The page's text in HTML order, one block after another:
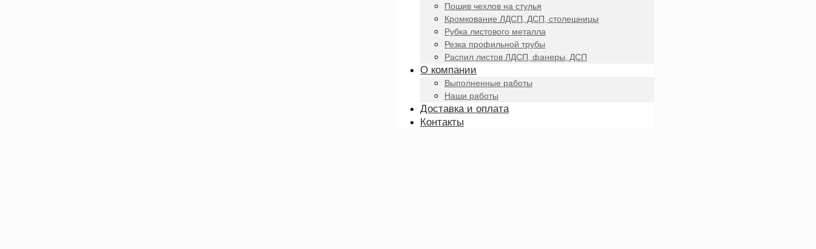
Пошив чехлов на стулья
Кромкование ЛДСП, ДСП, столешницы
Рубка листового металла
Резка профильной трубы
Распил листов ЛДСП, фанеры, ДСП
О компании
Выполненные работы
Наши работы
Доставка и оплата
Контакты